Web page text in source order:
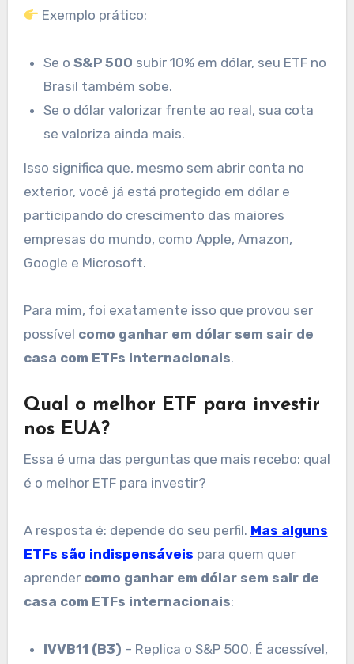
Exemplo prático:
Se oS&P 500 subir 10% em dólar, seu ETF no
Brasil também sobe.
Se o dólar valorizar frente ao real, sua cota
se valoriza ainda mais.
Isso significa que, mesmo sem abrir conta no
exterior, você já está protegido em dólar e
participando do crescimento das maiores
empresas do mundo, como Apple, Amazon,
Google e Microsoft.
Para mim, foi exatamente isso que provou ser
possível como ganhar em dólar sem sair de
casa com ETFs internacionais.
Qual o melhor ETF para investir
nos EUA?
Essa é uma das perguntas que mais recebo: qual
é o melhor ETF para investir?
A resposta é: depende do seu perfil. Mas alguns
ETFs são indispensáveis para quem quer
aprender como ganhar em dólar sem sair de
casa com ETFs internacionais:
IVVB11 (B3) – Replica o S&P 500. É acessível,